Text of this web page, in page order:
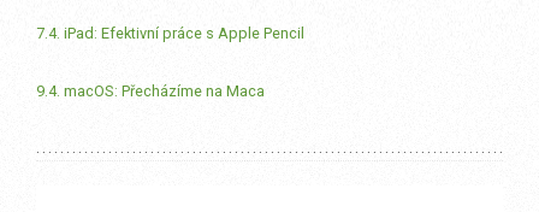
7.4. iPad: Efektivní práce s Apple Pencil
9.4. macOS: Přecházíme na Maca